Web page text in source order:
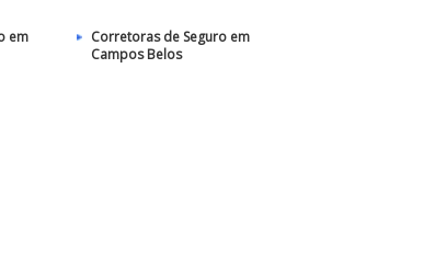
em
Corretoras de Seguro em
Campos Belos